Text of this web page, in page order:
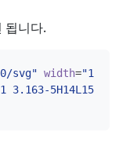
됩니다.
svg" width="16"
3.163-